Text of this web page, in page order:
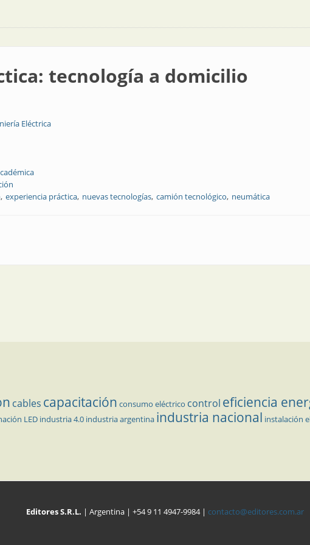
tecnología a domicilio
Eléctrica
experiencia práctica nuevas tecnologías camión tecnológico neumática
a domicilio
cables capacitación consumo eléctrico control eficiencia
LED industria 4.0 industria argentina industria nacional instalación
Editores S.R.L. | Argentina | +54 9 11 4947-9984 | contacto@editores.com.ar